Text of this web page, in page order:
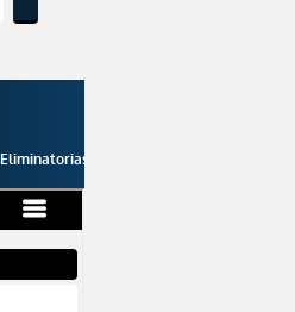
Eliminatorias 2026